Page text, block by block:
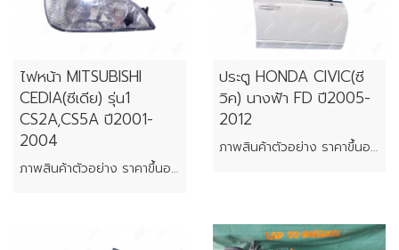
ไฟหน้า MITSUBISHI
CEDIA(ซีเดีย) รุ่น1
CS2A,CS5A ปี2001-
2004
ภาพสินค้าตัวอย่าง ราคาขึ้นอยู่กับสภาพของแต่ละชิ้น
ประตู HONDA CIVIC(ซี
วิค) นางฟ้า FD ปี2005-
2012
ภาพสินค้าตัวอย่าง ราคาขึ้นอยู่กับสภาพของแต่ละชิ้น